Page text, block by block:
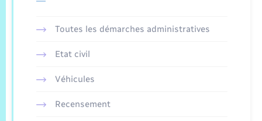
Toutes les démarches administratives
Etat civil
Véhicules
Recensement